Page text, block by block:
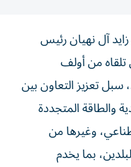
آل نهيان رئيس
تلقاه من أولف
تعزيز التعاون بين
والطاقة المتجددة
وغيرها من
بما يخدم